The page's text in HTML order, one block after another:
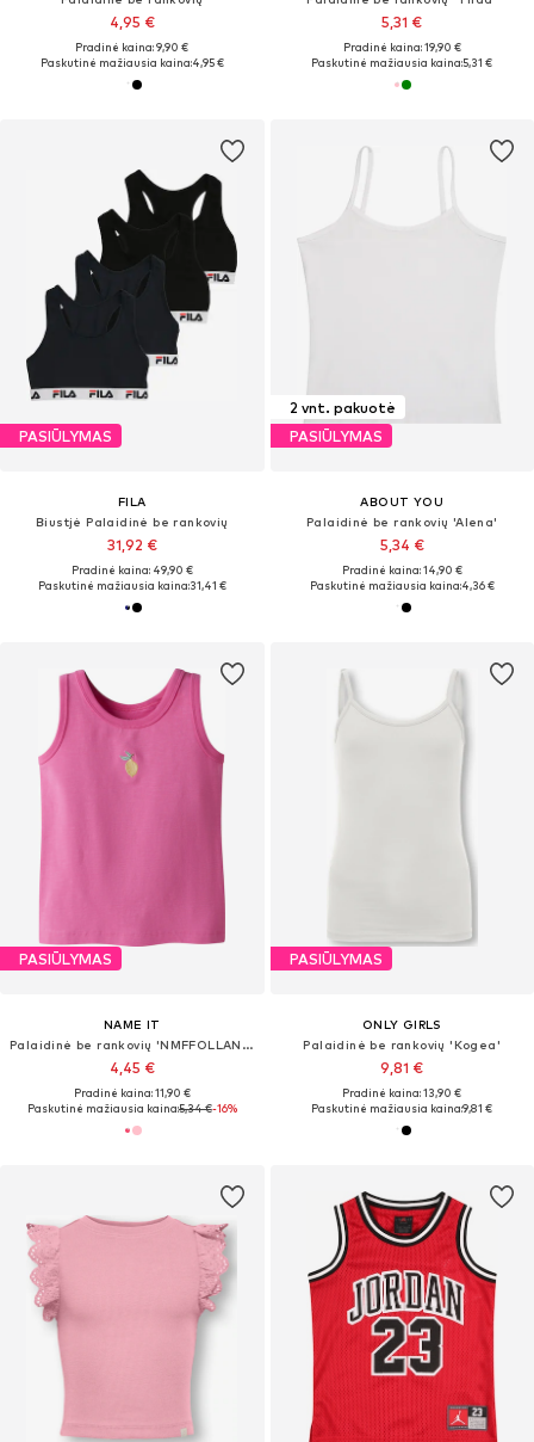
4,95 €
Pradinė kaina: 9,90 €
Paskutinė mažiausia kaina:4,95 €
5,31 €
Pradinė kaina: 19,90 €
Paskutinė mažiausia kaina:5,31 €
PASIŪLYMAS
FILA
Biustjė Palaidinė be rankovių
31,92 €
Pradinė kaina: 49,90 €
Paskutinė mažiausia kaina:31,41 €
2 vnt. pakuotė
PASIŪLYMAS
ABOUT YOU
Palaidinė be rankovių 'Alena'
5,34 €
Pradinė kaina: 14,90 €
Paskutinė mažiausia kaina:4,36 €
PASIŪLYMAS
NAME IT
Palaidinė be rankovių 'NMFFOLLANAZ'
4,45 €
Pradinė kaina: 11,90 €
Paskutinė mažiausia kaina:5,34 €-16%
PASIŪLYMAS
ONLY GIRLS
Palaidinė be rankovių 'Kogea'
9,81 €
Pradinė kaina: 13,90 €
Paskutinė mažiausia kaina:9,81 €